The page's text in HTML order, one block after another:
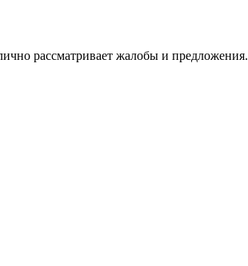
рассматривает жалобы и предложения.